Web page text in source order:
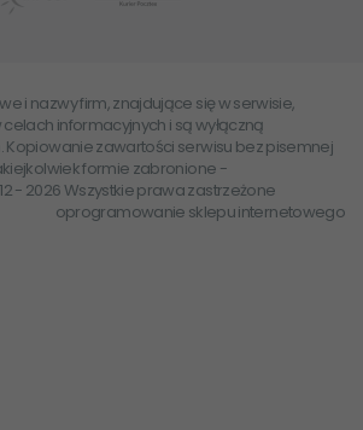
i nazwy firm, znajdujące się w serwisie,
celach informacyjnych i są wyłączną
Kopiowanie zawartości serwisu bez pisemnej
formie zabronione -
- 2026 Wszystkie prawa zastrzeżone
oprogramowanie sklepu internetowego